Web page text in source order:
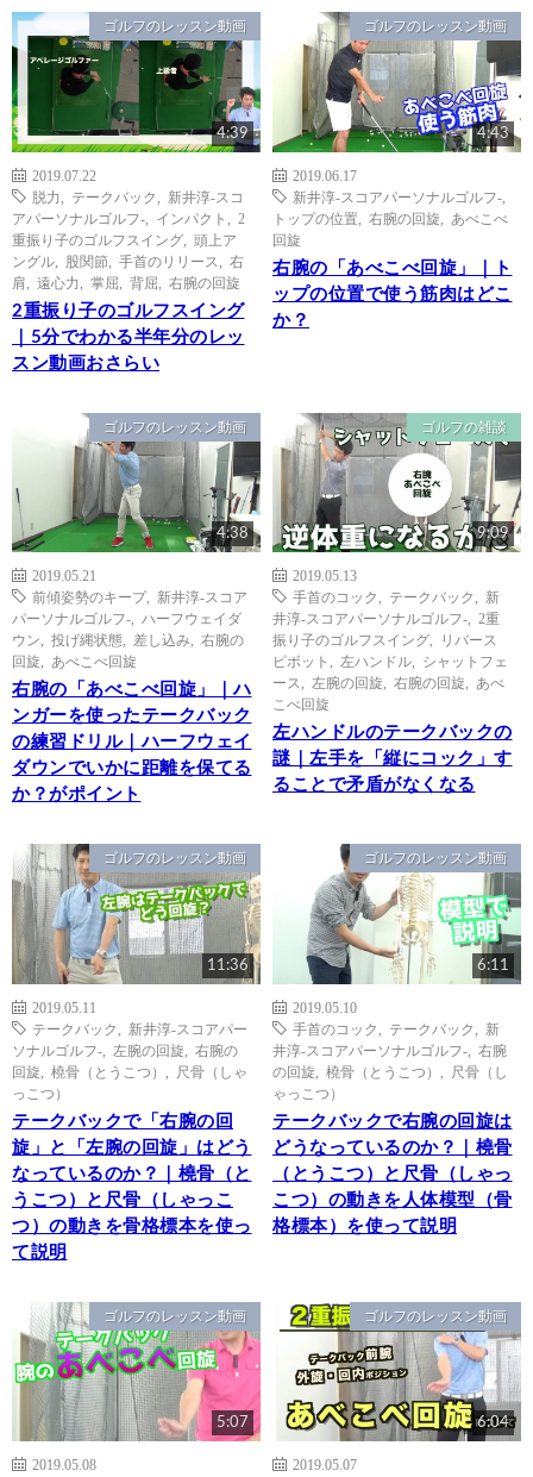
ゴルフのレッスン動画
4:39
2019.07.22
脱力
テークバック
新井淳-スコ
アパーソナルゴルフ-
インパクト
2
重振り子のゴルフスイング
頭上ア
ングル
股関節 手首のリリース
右
肩
遠心力 掌屈 背屈 右腕の回旋
2重振り子のゴルフスイング
｜5分でわかる半年分のレッ
スン動画おさらい
ゴルフのレッスン動画
4:43
2019.06.17
新井淳-スコアパーソナルゴルフ-
トップの位置
右腕の回旋
あべこべ
回旋
右腕の「あべこべ回旋」｜ト
ップの位置で使う筋肉はどこ
か？
ゴルフのレッスン動画
4:38
2019.05.21
前傾姿勢のキープ, 新井淳-スコア
パーソナルゴルフ-
ハーフウェイダ
ウン
投げ縄状態 差し込み
右腕の
回旋
あべこべ回旋
右腕の「あべこべ回旋」｜ハ
ンガーを使ったテークバック
の練習ドリル｜ハーフウェイ
ダウンでいかに距離を保てる
か？がポイント
ゴルフの雑談
9:09
2019.05.13
手首のコック
テークバック
新
井淳-スコアパーソナルゴルフ-
2重
振り子のゴルフスイング
リバース
ピボット
左ハンドル
シャットフェ
ース
左腕の回旋 右腕の回旋
あべ
こべ回旋
左ハンドルのテークバックの
謎｜左手を「縦にコック」す
ることで矛盾がなくなる
ゴルフのレッスン動画
11:36
2019.05.11
テークバック
新井淳-スコアパー
ソナルゴルフ-
左腕の回旋
右腕の
回旋
橈骨（とうこつ）
尺骨（しゃ
っこつ）
テークバックで「右腕の回
旋」と「左腕の回旋」はどう
なっているのか？｜橈骨（と
うこつ）と尺骨（しゃっこ
つ）の動きを骨格標本を使っ
て説明
ゴルフのレッスン動画
6:11
2019.05.10
手首のコック
テークバック
新
井淳-スコアパーソナルゴルフ-
右腕
の回旋
橈骨（とうこつ）
尺骨（し
ゃっこつ）
テークバックで右腕の回旋は
どうなっているのか？｜橈骨
（とうこつ）と尺骨（しゃっ
こつ）の動きを人体模型（骨
格標本）を使って説明
ゴルフのレッスン動画
5:07
2019.05.08
ゴルフのレッスン動画
6:04
2019.05.07